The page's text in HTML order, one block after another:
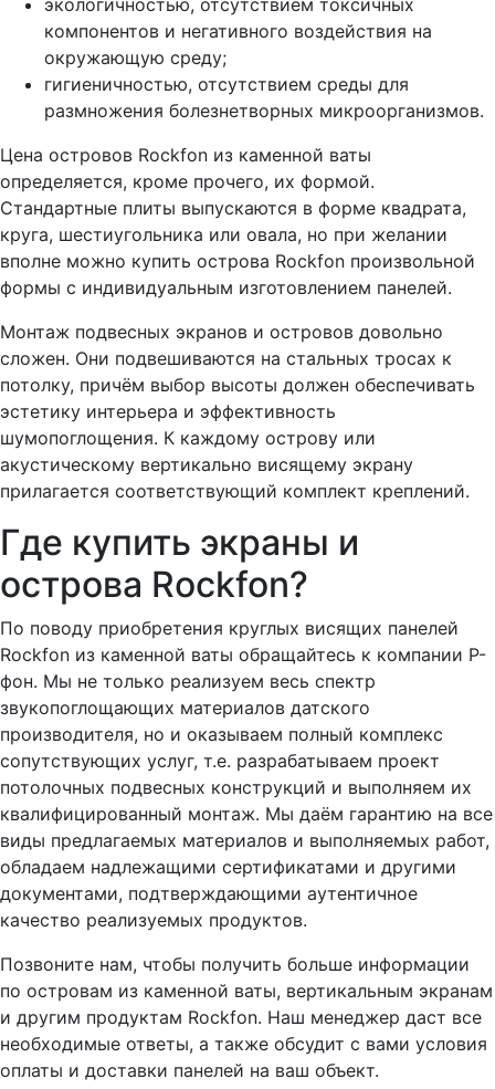
экологичностью, отсутствием токсичных
компонентов и негативного воздействия на
окружающую среду;
гигиеничностью, отсутствием среды для
размножения болезнетворных микроорганизмов.
Цена островов Rockfon из каменной ваты
определяется, кроме прочего, их формой.
Стандартные плиты выпускаются в форме квадрата,
круга, шестиугольника или овала, но при желании
вполне можно купить острова Rockfon произвольной
формы с индивидуальным изготовлением панелей.
Монтаж подвесных экранов и островов довольно
сложен. Они подвешиваются на стальных тросах к
потолку, причём выбор высоты должен обеспечивать
эстетику интерьера и эффективность
шумопоглощения. К каждому острову или
акустическому вертикально висящему экрану
прилагается соответствующий комплект креплений.
Где купить экраны и
острова Rockfon?
По поводу приобретения круглых висящих панелей
Rockfon из каменной ваты обращайтесь к компании Р-
фон. Мы не только реализуем весь спектр
звукопоглощающих материалов датского
производителя, но и оказываем полный комплекс
сопутствующих услуг, т.е. разрабатываем проект
потолочных подвесных конструкций и выполняем их
квалифицированный монтаж. Мы даём гарантию на все
виды предлагаемых материалов и выполняемых работ,
обладаем надлежащими сертификатами и другими
документами, подтверждающими аутентичное
качество реализуемых продуктов.
Позвоните нам, чтобы получить больше информации
по островам из каменной ваты, вертикальным экранам
и другим продуктам Rockfon. Наш менеджер даст все
необходимые ответы, а также обсудит с вами условия
оплаты и доставки панелей на ваш объект.